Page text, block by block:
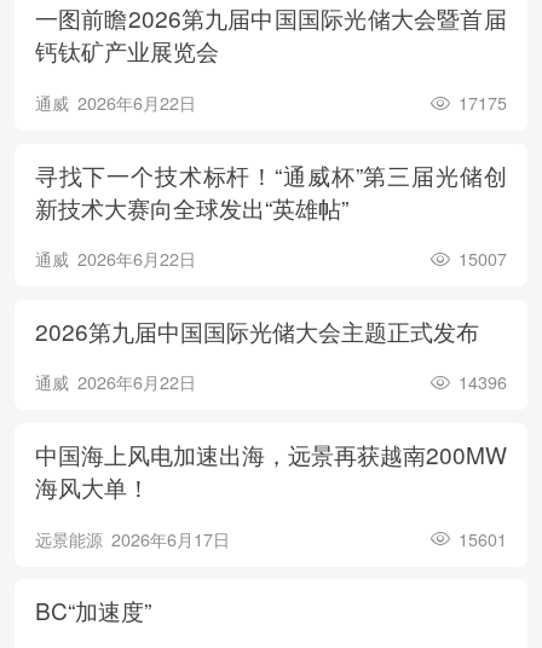
一图前瞻2026第九届中国国际光储大会暨首届
钙钛矿产业展览会
通威 2026年6月22日 17175
寻找下一个技术标杆！“通威杯”第三届光储创
新技术大赛向全球发出“英雄帖”
通威 2026年6月22日 15007
2026第九届中国国际光储大会主题正式发布
通威 2026年6月22日 14396
中国海上风电加速出海，远景再获越南200MW
海风大单！
远景能源 2026年6月17日 15601
BC“加速度”